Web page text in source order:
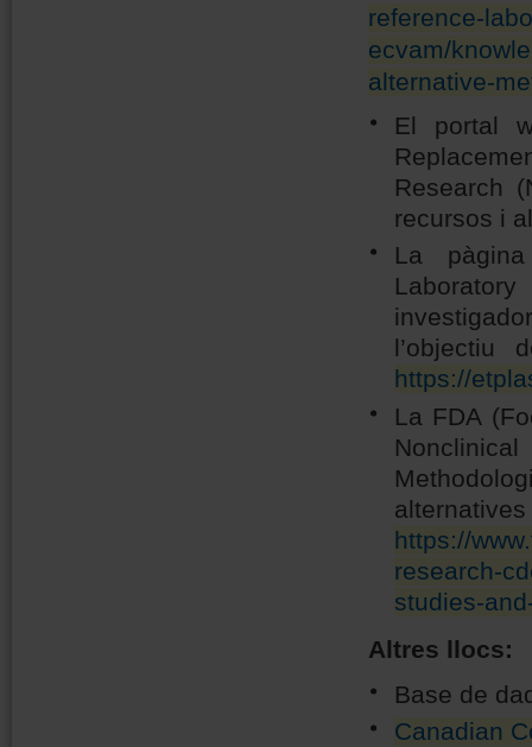
reference-
ecvam/
alternative-
El portal
Research
recursos i
La
l’objectiu
https://
La FDA
https://
research-
studies-
Altres llocs:
Base de
Canadian